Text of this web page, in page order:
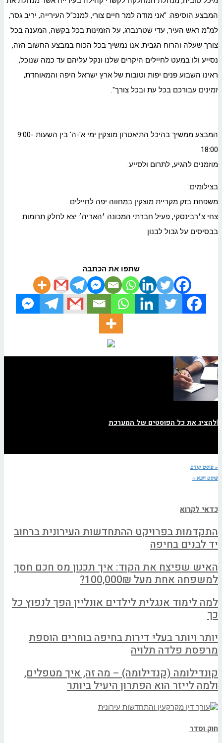
המבצע הוסיפה: "אני מודה למר חיים צורי, למנכ"ל העירייה, יריב גסר,
למ"מ ראש העיר, עדי שטרנברג, על הזמינות בכל בקשה, המענה בכל
צורך שעלה והרוח הגבית. אנו נמשיך בכל הכוח במבצע החשוב הזה,
נסייע ולו במעט לחיילים היקרים שלנו ונקל עליהם עד כמה שנוכל,
ראינו השבוע פנים יפות וטובות של ארץ ישראל היפה והמאוחדת,
זמינים עבורכם בכל עת ובכל צורך".
המבצע ממשיך בהיכל התיאטרון מוצקין ימי א'-ה' בין השעות 9:00-
18:00
מוזמנים להגיע, לתרום ולסייע.
בצילומים:
משפחת בזק מקריית מוצקין במחווה יפה לחיילים
צחי צ׳רבינסקי, פעיל חברתי המכונה ׳האריה׳ יצא לחלק תרומות
בבסיסים על גבול לבנון
שתפו את הכתבה
|להציג את כל הפוסטים של המערכת
« פוסט קודם
פוסט הבא »
כדאי לקרוא
התקדמות בפרויקט ההתחדשות העירונית ברחוב
יד לבנים בחיפה
האיש שפיצח את הקוד: איך תכנון מס חכם חסך
למשפחה אחת מעל 100,000₪?
למה לימוד אנגלית לילדים אונליין הפך לנפוץ כל
כך
יותר ויותר בעלי דירות בחיפה בוחרים הוספת
מרפסת פלדה תלויה
קונדילומה (קנדילומה) – מה זה, איך מטפלים,
ולמה לייזר הוא הפתרון היעיל ביותר
חוק וסדר